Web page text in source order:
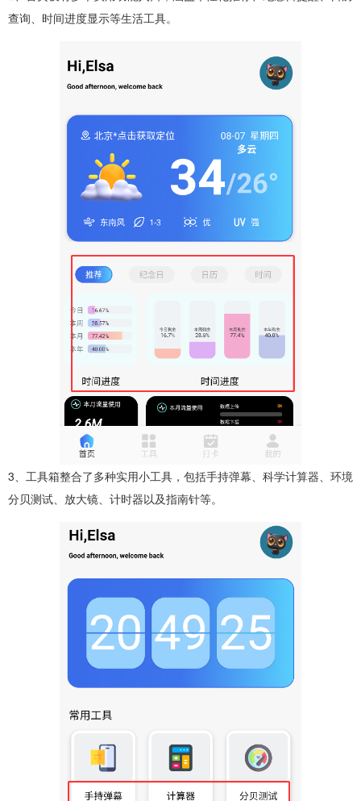
查询、时间进度显示等生活工具。
3、工具箱整合了多种实用小工具，包括手持弹幕、科学计算器、环境
分贝测试、放大镜、计时器以及指南针等。